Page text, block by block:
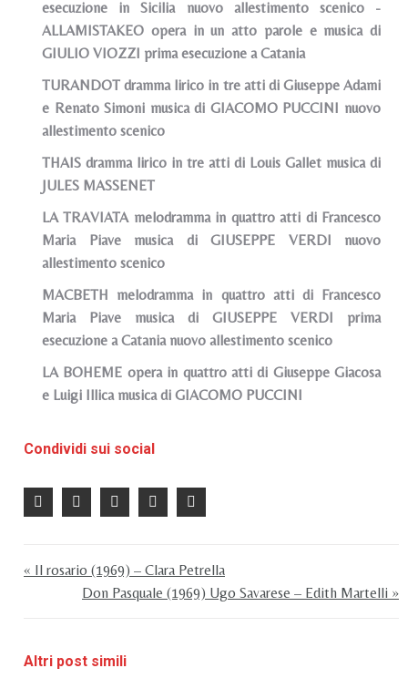
esecuzione in Sicilia nuovo allestimento scenico -
ALLAMISTAKEO opera in un atto parole e musica di
GIULIO VIOZZI prima esecuzione a Catania
TURANDOT dramma lirico in tre atti di Giuseppe Adami
e Renato Simoni musica di GIACOMO PUCCINI nuovo
allestimento scenico
THAIS dramma lirico in tre atti di Louis Gallet musica di
JULES MASSENET
LA TRAVIATA melodramma in quattro atti di Francesco
Maria Piave musica di GIUSEPPE VERDI nuovo
allestimento scenico
MACBETH melodramma in quattro atti di Francesco
Maria Piave musica di GIUSEPPE VERDI prima
esecuzione a Catania nuovo allestimento scenico
LA BOHEME opera in quattro atti di Giuseppe Giacosa
e Luigi Illica musica di GIACOMO PUCCINI
Condividi sui social
« Il rosario (1969) – Clara Petrella
Don Pasquale (1969) Ugo Savarese – Edith Martelli »
Altri post simili